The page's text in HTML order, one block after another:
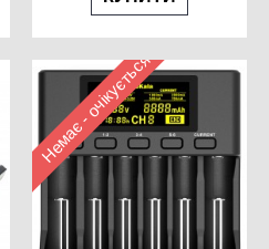
Немає - очікується